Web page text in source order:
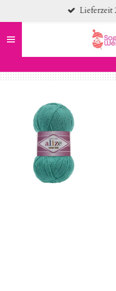
Hauptinhalt
springen
Lieferzeit